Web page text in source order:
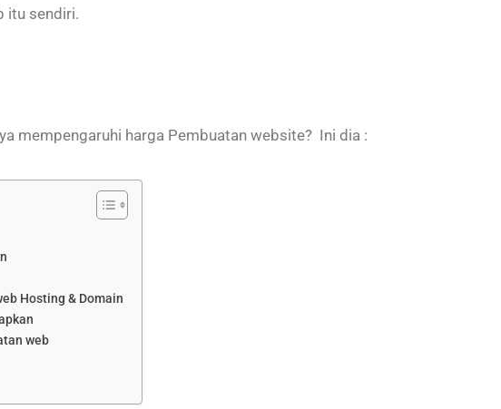
itu sendiri.
mempengaruhi harga Pembuatan website? Ini dia :
Hosting & Domain
web